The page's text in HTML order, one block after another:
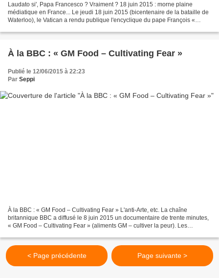
Laudato si', Papa Francesco ? Vraiment ? 18 juin 2015 : morne plaine
médiatique en France... Le jeudi 18 juin 2015 (bicentenaire de la bataille de
Waterloo), le Vatican a rendu publique l'encyclique du pape François «
À la BBC : « GM Food – Cultivating Fear »
Publié le 12/06/2015 à 22:23
Par Seppi
À la BBC : « GM Food – Cultivating Fear » L'anti-Arte, etc. La chaîne
britannique BBC a diffusé le 8 juin 2015 un documentaire de trente minutes,
« GM Food – Cultivating Fear » (aliments GM – cultiver la peur). Les
< Page précédente Page suivante >